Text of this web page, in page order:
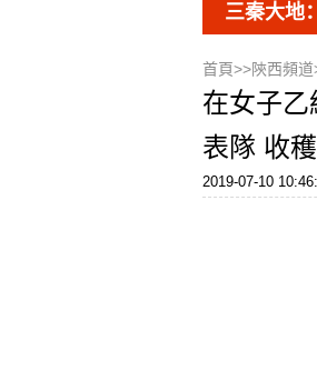
三秦大地：
首頁>>陝西頻道
在女子
表隊 收
2019-07-10